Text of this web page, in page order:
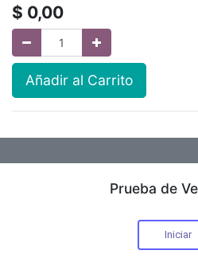
$ 0,00
Añadir al Carrito
Prueba de